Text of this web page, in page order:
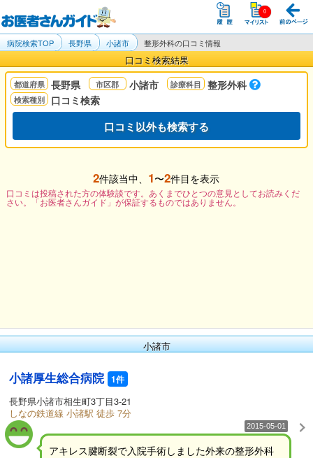
病院検索TOP 長野県 小諸市 整形外科の口コミ情報
口コミ検索結果
長野県 小諸市
整形外科
口コミ検索
口コミ以外も検索する
2件該当中、 1〜2件目を表示
口コミは投稿された方の体験談です。あくまでひとつの意見としてお読みくだ
さい。「お医者さんガイド」が保証するものではありません。
小諸市
小諸厚生総合病院 1件
長野県小諸市相生町3丁目3-21
しなの鉄道線 小諸駅 徒歩 7分
2015-05-01
アキレス腱断裂で入院手術しました外来の整形外科